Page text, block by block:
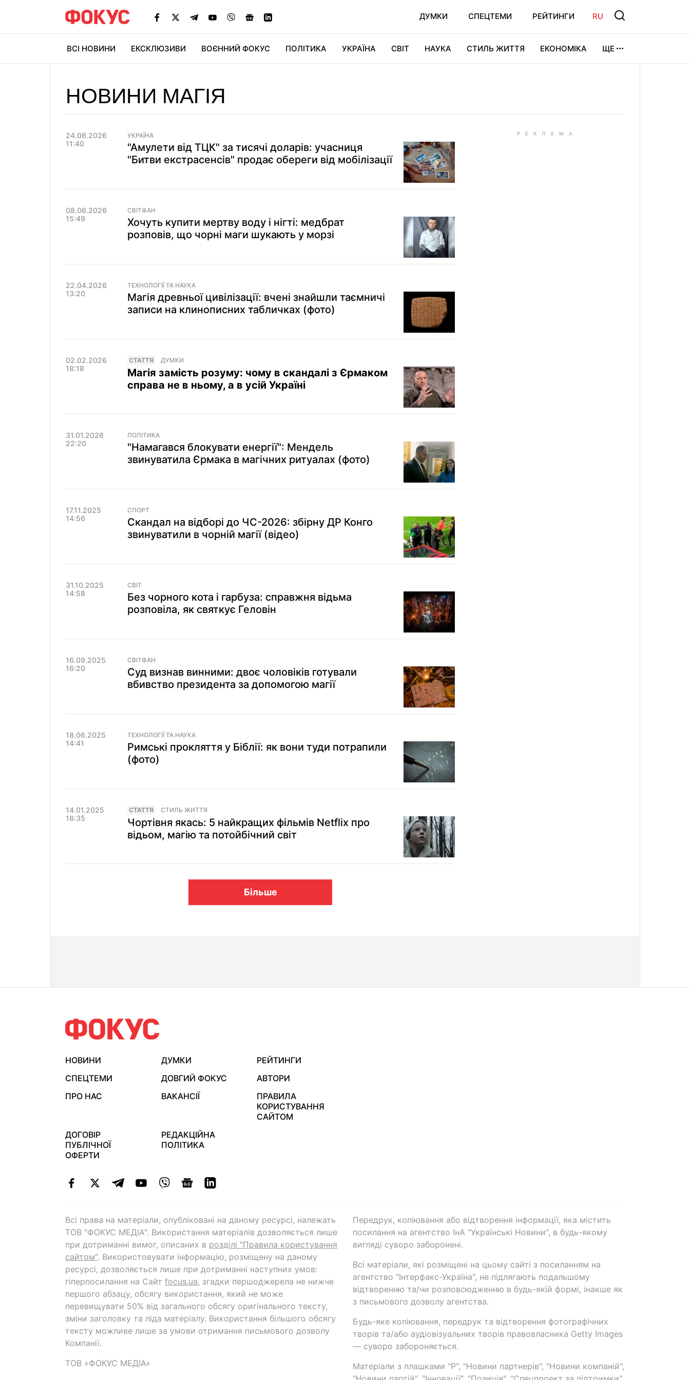
ДУМКИ СПЕЦТЕМИ РЕЙТИНГИ RU
ВСІ НОВИНИ ЕКСКЛЮЗИВИ ВОЄННИЙ ФОКУС ПОЛІТИКА УКРАЇНА СВІТ НАУКА СТИЛЬ ЖИТТЯ ЕКОНОМІКА ЩЕ
НОВИНИ МАГІЯ
24.06.2026
11:40
УКРАЇНА
"Амулети від ТЦК" за тисячі доларів: учасниця
"Битви екстрасенсів" продає обереги від мобілізації
08.06.2026
15:49
СВІТФАН
Хочуть купити мертву воду і нігті: медбрат
розповів, що чорні маги шукають у морзі
22.04.2026
13:20
ТЕХНОЛОГІЇ ТА НАУКА
Магія древньої цивілізації: вчені знайшли таємничі
записи на клинописних табличках (фото)
02.02.2026
18:18
СТАТТЯ ДУМКИ
Магія замість розуму: чому в скандалі з Єрмаком
справа не в ньому, а в усій Україні
31.01.2026
22:20
ПОЛІТИКА
"Намагався блокувати енергії": Мендель
звинуватила Єрмака в магічних ритуалах (фото)
17.11.2025
14:56
СПОРТ
Скандал на відборі до ЧС-2026: збірну ДР Конго
звинуватили в чорній магії (відео)
31.10.2025
14:58
СВІТ
Без чорного кота і гарбуза: справжня відьма
розповіла, як святкує Геловін
16.09.2025
16:20
СВІТФАН
Суд визнав винними: двоє чоловіків готували
вбивство президента за допомогою магії
18.06.2025
14:41
ТЕХНОЛОГІЇ ТА НАУКА
Римські прокляття у Біблії: як вони туди потрапили
(фото)
14.01.2025
18:35
СТАТТЯ СТИЛЬ ЖИТТЯ
Чортівня якась: 5 найкращих фільмів Netflix про
відьом, магію та потойбічний світ
Більше
НОВИНИ ДУМКИ
РЕЙТИНГИ
СПЕЦТЕМИ
ДОВГИЙ ФОКУС
АВТОРИ
ПРО НАС
ВАКАНСІЇ
ПРАВИЛА
КОРИСТУВАННЯ
САЙТОМ
ДОГОВІР
ПУБЛІЧНОЇ
ОФЕРТИ
РЕДАКЦІЙНА
ПОЛІТИКА
Всі права на матеріали, опубліковані на даному ресурсі, належать
ТОВ "ФОКУС МЕДІА". Використання матеріалів дозволяється лише
при дотриманні вимог, описаних в розділі "Правила користування
сайтом". Використовувати інформацію, розміщену на даному
ресурсі, дозволяється лише при дотриманні наступних умов:
гіперпосилання на Cайт focus.ua, згадки першоджерела не нижче
першого абзацу, обсягу використання, який не може
перевищувати 50% від загального обсягу оригінального тексту,
зміни заголовку та ліда матеріалу. Використання більшого обсягу
тексту можливе лише за умови отримання письмового дозволу
Компанії.
ТОВ «ФОКУС МЕДІА»
Передрук, копіювання або відтворення інформації, яка містить
посилання на агентство ІнА "Українські Новини", в будь-якому
вигляді суворо заборонені.
Всі матеріали, які розміщені на цьому сайті з посиланням на
агентство "Інтерфакс-Україна", не підлягають подальшому
відтворенню та/чи розповсюдженню в будь-якій формі, інакше як
з письмового дозволу агентства.
Будь-яке копіювання, передрук та відтворення фотографічних
творів та/або аудіовізуальних творів правовласника Getty Images
— суворо забороняється.
Матеріали з плашками "Р", "Новини партнерів", "Новини компаній",